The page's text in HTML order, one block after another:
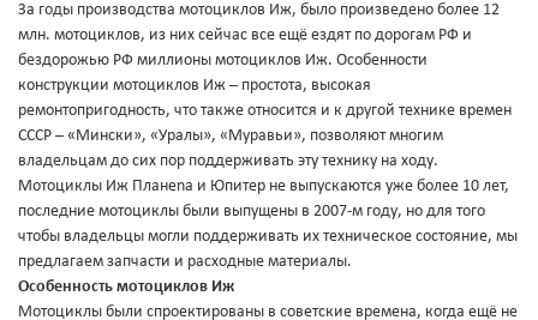
За годы производства мотоциклов Иж, было произведено более 12
млн. мотоциклов, из них сейчас все ещё ездят по дорогам РФ и
бездорожью РФ миллионы мотоциклов Иж. Особенности
конструкции мотоциклов Иж – простота, высокая
ремонтопригодность, что также относится и к другой технике времен
СССР – «Мински», «Уралы», «Муравьи», позволяют многим
владельцам до сих пор поддерживать эту технику на ходу.
Мотоциклы Иж Планеnа и Юпитер не выпускаются уже более 10 лет,
последние мотоциклы были выпущены в 2007-м году, но для того
чтобы владельцы могли поддерживать их техническое состояние, мы
предлагаем запчасти и расходные материалы.
Особенность мотоциклов Иж
Мотоциклы были спроектированы в советские времена, когда ещё не